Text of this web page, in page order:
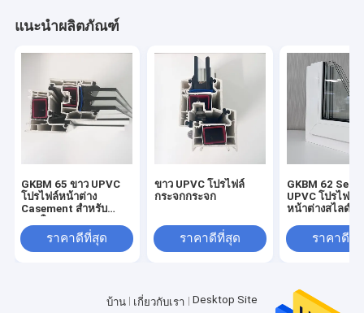
แนะนำผลิตภัณฑ์
GKBM 65 ขาว UPVC
โปรไฟล์หน้าต่าง
Casement สําหรับ
ราคาดีที่สุด
ขาว UPVC โปรไฟล์
กระจกกระจก
ราคาดีที่สุด
GKBM 62
UPVC โปรไฟล์
หน้าต่างสไลด์
ราคาดีที่
บ้าน เกี่ยวกับเรา Desktop Site